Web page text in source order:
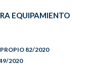
EQUIPAMIENTO
82/2020
2020